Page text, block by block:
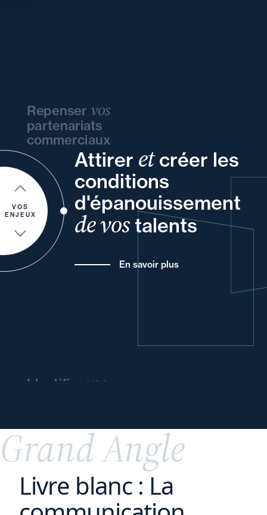
VOS
ENJEUX
Repenser vos
partenariats
commerciaux
Attirer etcréer les
conditions
d'épanouissement
de vostalents
En savoir plus
Identifier vos
ouvotre
pour
et
vos
votre
de
un
vos
et
et
Grand Angle
Livre blanc : La